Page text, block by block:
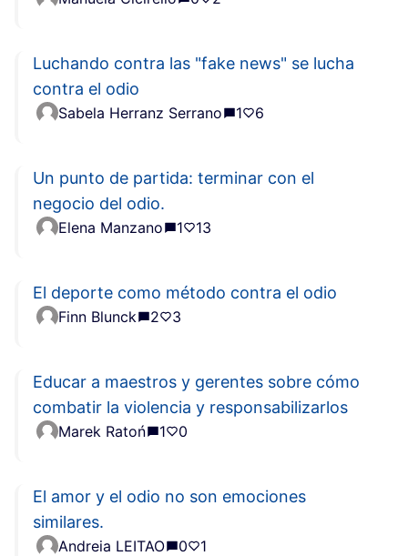
Luchando contra las "fake news" se lucha
contra el odio
Sabela Herranz Serrano 1 6
Un punto de partida: terminar con el
negocio del odio.
Elena Manzano 1 13
El deporte como método contra el odio
Finn Blunck 2 3
Educar a maestros y gerentes sobre cómo
combatir la violencia y responsabilizarlos
Marek Ratoń 1 0
El amor y el odio no son emociones
similares.
Andreia LEITAO 0 1